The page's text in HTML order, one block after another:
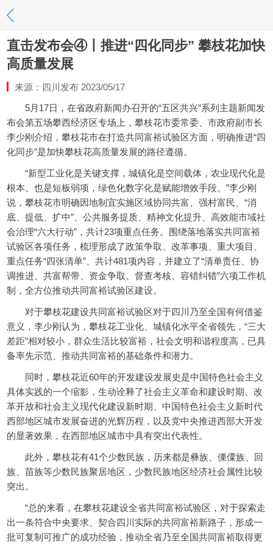
直击发布会④丨推进“四化同步” 攀枝花加快
高质量发展
来源：四川发布 2023/05/17
5月17日，在省政府新闻办召开的“五区共兴”系列主题新闻发
布会第五场攀西经济区专场上，攀枝花市委常委、市政府副市长
李少刚介绍，攀枝花市在打造共同富裕试验区方面，明确推进“四
化同步”是加快攀枝花高质量发展的路径遵循。
“新型工业化是关键支撑，城镇化是空间载体，农业现代化是
根本、也是短板弱项，绿色化数字化是赋能增效手段。”李少刚
说，攀枝花市明确因地制宜实施区域协同共富、强村富民、“消
底、提低、扩中”、公共服务提质、精神文化提升、高效能市域社
会治理“六大行动”，共计23项重点任务。围绕落地落实共同富裕
试验区各项任务，梳理形成了政策争取、改革事项、重大项目、
重点任务“四张清单”、共计481项内容，并建立了“清单责任、协
调推进、共富帮带、资金争取、督查考核、容错纠错”六项工作机
制，全方位推动共同富裕试验区建设。
对于攀枝花建设共同富裕试验区对于四川乃至全国有何借鉴
意义，李少刚认为，攀枝花工业化、城镇化水平全省领先，“三大
差距”相对较小，群众生活比较富裕，社会文明和谐程度高，已具
备率先示范、推动共同富裕的基础条件和潜力。
同时，攀枝花近60年的开发建设发展史是中国特色社会主义
具体实践的一个缩影，生动诠释了社会主义革命和建设时期、改
革开放和社会主义现代化建设新时期、中国特色社会主义新时代
西部地区城市发展奋进的光辉历程，以及党中央推进西部大开发
的显著效果，在西部地区城市中具有突出代表性。
此外，攀枝花有41个少数民族，历来都是彝族、傈僳族、回
族、苗族等少数民族聚居地区，少数民族地区经济社会属性比较
突出。
“总的来看，在攀枝花建设全省共同富裕试验区，对于探索走
出一条符合中央要求、契合四川实际的共同富裕新路子，形成一
批可复制可推广的成功经验，推动全省乃至全国共同富裕取得更